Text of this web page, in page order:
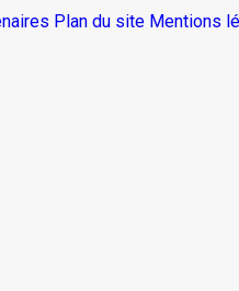
Plan du site Mentions